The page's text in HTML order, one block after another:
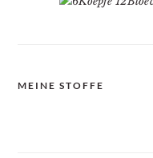
MEINE STOFFE